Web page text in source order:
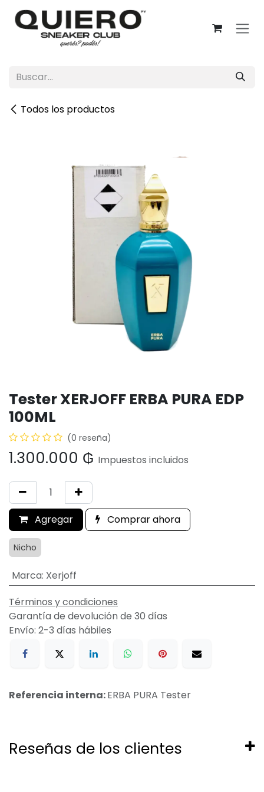
Ir al contenido
Todos los productos
Tester XERJOFF ERBA PURA EDP
100ML
(0 reseña)
1.300.000 ₲ Impuestos incluidos
Agregar Comprar ahora
Nicho
Marca: Xerjoff
Términos y condiciones
Garantía de devolución de 30 días
Envío: 2-3 días hábiles
Referencia interna:ERBA PURA Tester
Reseñas de los clientes